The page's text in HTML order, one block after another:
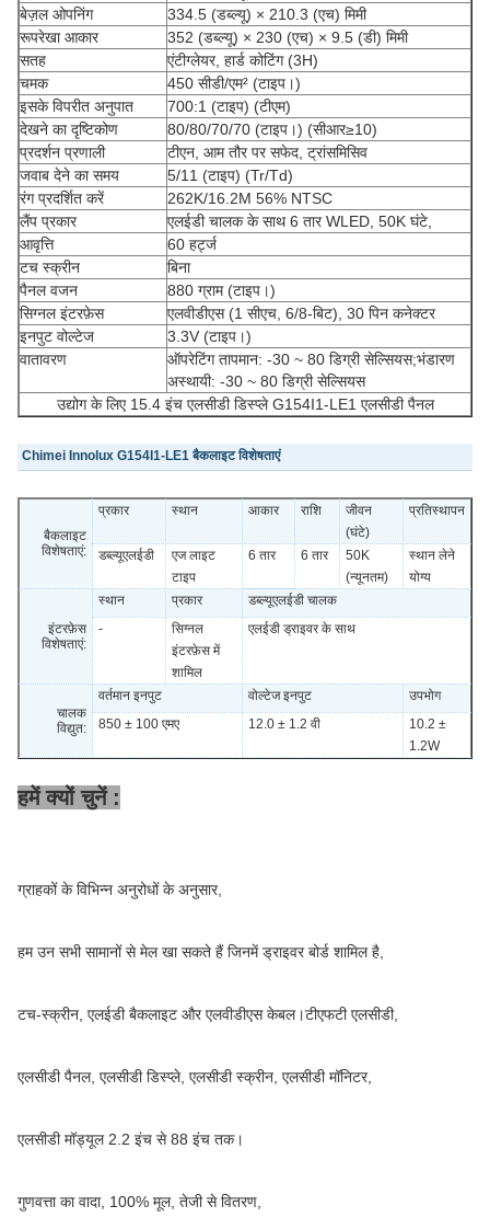
बेज़ल ओपनिंग
334.5 (डब्ल्यू) × 210.3 (एच) मिमी
रूपरेखा आकार
352 (डब्ल्यू) × 230 (एच) × 9.5 (डी) मिमी
सतह
एंटीग्लेयर, हार्ड कोटिंग (3H)
चमक
450 सीडी/एम² (टाइप।)
इसके विपरीत अनुपात
700:1 (टाइप) (टीएम)
देखने का दृष्टिकोण
80/80/70/70 (टाइप।) (सीआर≥10)
प्रदर्शन प्रणाली
टीएन, आम तौर पर सफेद, ट्रांसमिसिव
जवाब देने का समय
5/11 (टाइप) (Tr/Td)
रंग प्रदर्शित करें
262K/16.2M 56% NTSC
लैंप प्रकार
एलईडी चालक के साथ 6 तार WLED, 50K घंटे,
आवृत्ति
60 हर्ट्ज
टच स्क्रीन
बिना
पैनल वजन
880 ग्राम (टाइप।)
सिग्नल इंटरफ़ेस
एलवीडीएस (1 सीएच, 6/8-बिट), 30 पिन कनेक्टर
इनपुट वोल्टेज
3.3V (टाइप।)
वातावरण
ऑपरेटिंग तापमान: -30 ~ 80 डिग्री सेल्सियस;भंडारण
अस्थायी: -30 ~ 80 डिग्री सेल्सियस
उद्योग के लिए 15.4 इंच एलसीडी डिस्प्ले G154I1-LE1 एलसीडी पैनल
Chimei Innolux G154I1-LE1 बैकलाइट विशेषताएं
बैकलाइट
विशेषताएं:
प्रकार स्थान आकार राशि
जीवन
(घंटे)
प्रतिस्थापन
डब्ल्यूएलईडी
एज लाइट
टाइप
6 तार 6 तार
50K
(न्यूनतम)
स्थान लेने
योग्य
इंटरफ़ेस
विशेषताएं:
स्थान प्रकार
डब्ल्यूएलईडी चालक
-
सिग्नल
इंटरफ़ेस में
शामिल
एलईडी ड्राइवर के साथ
चालक
विद्युत:
वर्तमान इनपुट वोल्टेज इनपुट
उपभोग
850 ± 100 एमए
12.0 ± 1.2 वी
10.2 ±
1.2W
हमें क्यों चुनें :
ग्राहकों के विभिन्न अनुरोधों के अनुसार,
हम उन सभी सामानों से मेल खा सकते हैं जिनमें ड्राइवर बोर्ड शामिल है,
टच-स्क्रीन, एलईडी बैकलाइट और एलवीडीएस केबल।टीएफटी एलसीडी,
एलसीडी पैनल, एलसीडी डिस्प्ले, एलसीडी स्क्रीन, एलसीडी मॉनिटर,
एलसीडी मॉड्यूल 2.2 इंच से 88 इंच तक।
गुणवत्ता का वादा, 100% मूल, तेजी से वितरण,